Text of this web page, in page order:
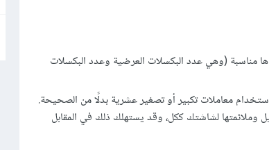
مناسبة (وهي عدد البكسلات العرضية وعدد البكسلات
معاملات تكبير أو تصغير عشرية بدلًا من الصحيحة.
وملائمتها لشاشتك ككل، وقد يستهلك ذلك في المقابل